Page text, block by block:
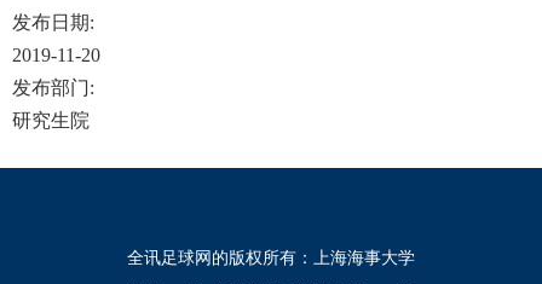
发布日期:
2019-11-20
发布部门:
研究生院
全讯足球网的版权所有：上海海事大学